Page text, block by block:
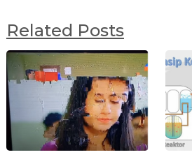
Related Posts